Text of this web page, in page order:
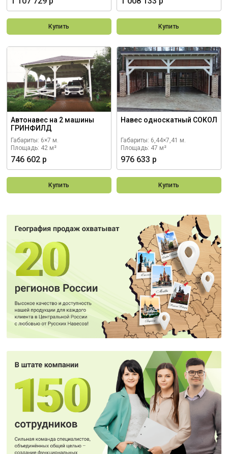
Купить Купить
Автонавес на 2 машины
ГРИНФИЛД
Габариты: 6×7 м.
Площадь: 42 м²
746 602 р
Купить
Навес односкатный СОКОЛ
Габариты: 6,44×7,41 м.
Площадь: 47 м²
976 633 р
Купить